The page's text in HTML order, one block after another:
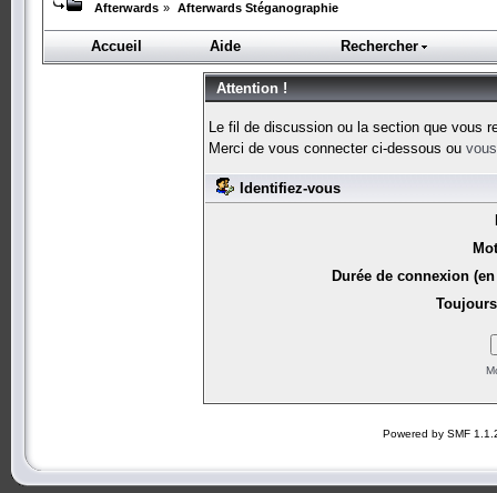
Afterwards » Afterwards Stéganographie
Accueil Aide Rechercher
Attention !
Le fil de discussion ou la section que vous
Merci de vous connecter ci-dessous ou
Identifiez-vous
Durée de connexion
Powered by SMF